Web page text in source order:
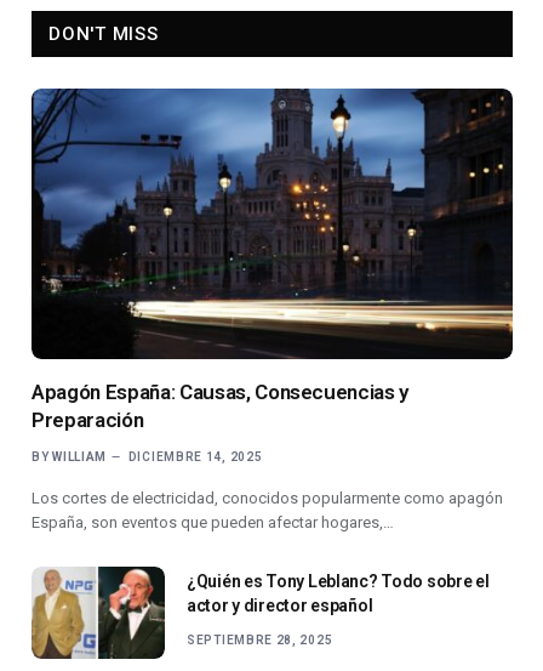
DON'T MISS
Apagón España: Causas, Consecuencias y
Preparación
BY WILLIAM DICIEMBRE 14, 2025
Los cortes de electricidad, conocidos popularmente como apagón
España, son eventos que pueden afectar hogares,…
¿Quién es Tony Leblanc? Todo sobre el
actor y director español
SEPTIEMBRE 28, 2025